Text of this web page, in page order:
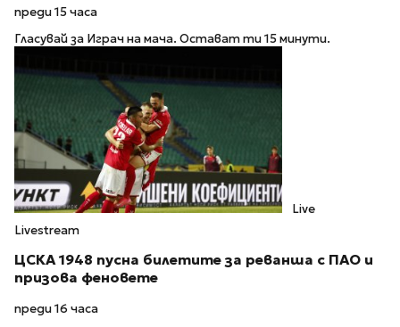
преди 15 часа
Гласувай за Играч на мача. Остават ти 15 минути.
Live
Livestream
ЦСКА 1948 пусна билетите за реванша с ПАО и
призова феновете
преди 16 часа